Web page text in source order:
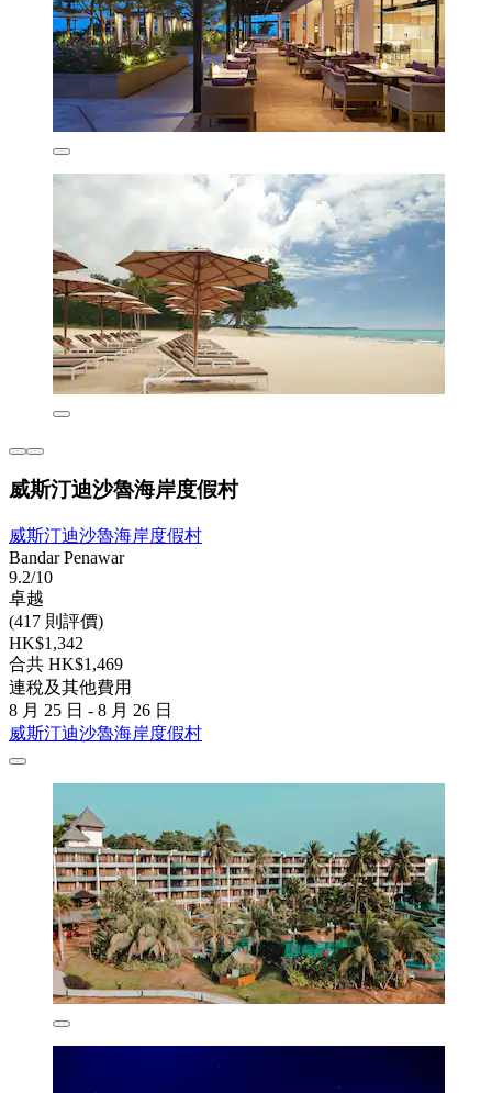
威斯汀迪沙魯海岸度假村
威斯汀迪沙魯海岸度假村
Bandar Penawar
9.2/10
卓越
(417 則評價)
HK$1,342
合共 HK$1,469
連稅及其他費用
8 月 25 日 - 8 月 26 日
威斯汀迪沙魯海岸度假村